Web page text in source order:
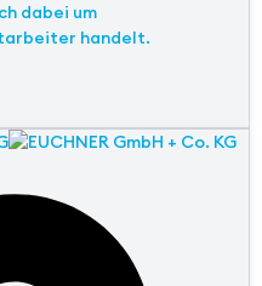
dabei um
handelt.